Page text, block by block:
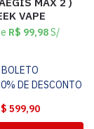
VAPE
R$ 99,98S/
DE DESCONTO
599,90